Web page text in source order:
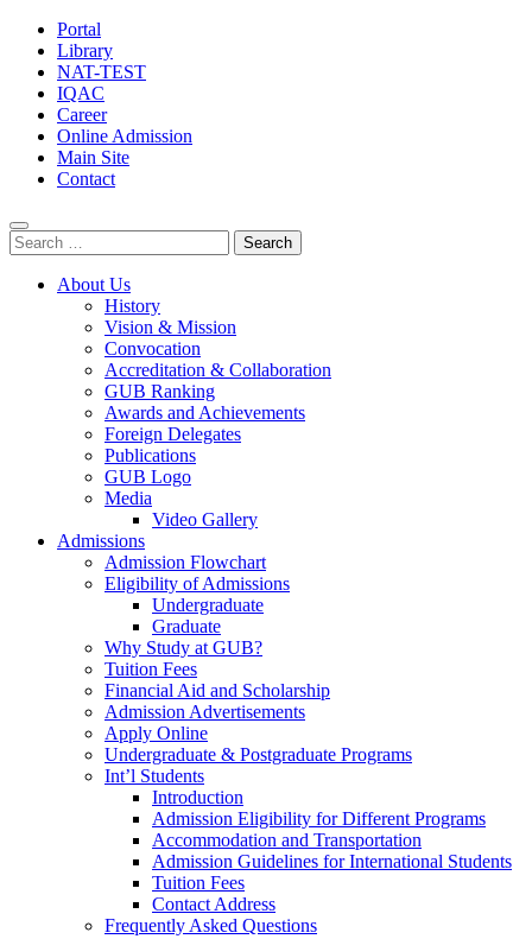
Portal
Library
NAT-TEST
IQAC
Career
Online Admission
Main Site
Contact
Search
for:
About Us
History
Vision & Mission
Convocation
Accreditation & Collaboration
GUB Ranking
Awards and Achievements
Foreign Delegates
Publications
GUB Logo
Media
Video Gallery
Admissions
Admission Flowchart
Eligibility of Admissions
Undergraduate
Graduate
Why Study at GUB?
Tuition Fees
Financial Aid and Scholarship
Admission Advertisements
Apply Online
Undergraduate & Postgraduate Programs
Int’l Students
Introduction
Admission Eligibility for Different Programs
Accommodation and Transportation
Admission Guidelines for International Students
Tuition Fees
Contact Address
Frequently Asked Questions